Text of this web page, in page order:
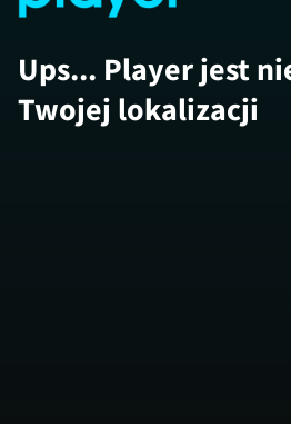
Ups... Player jest
Twojej lokalizacji